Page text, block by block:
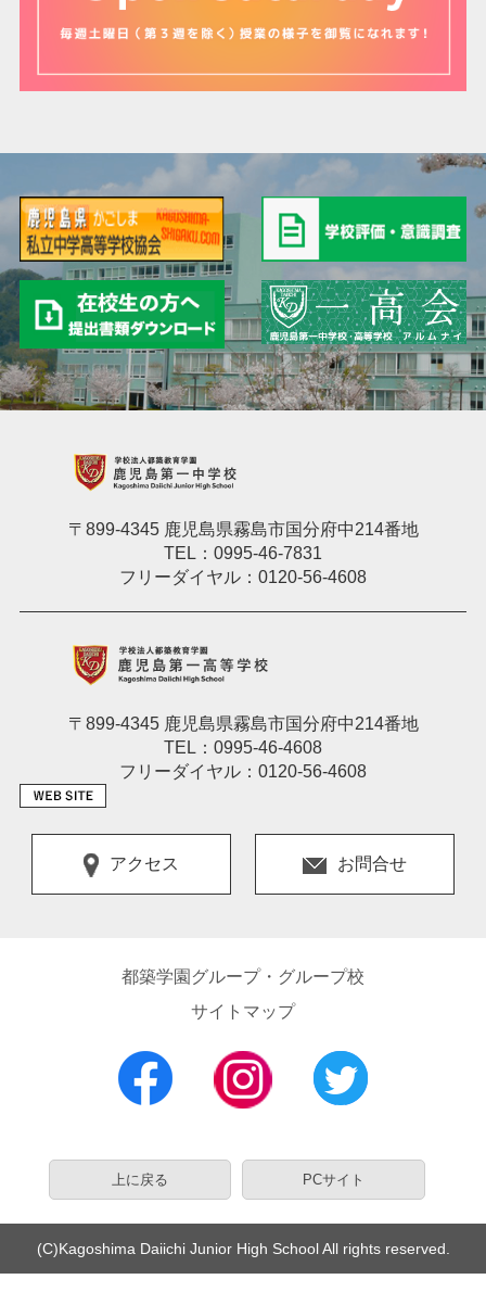
〒899-4345 鹿児島県霧島市国分府中214番地
TEL：0995-46-7831
フリーダイヤル：0120-56-4608
〒899-4345 鹿児島県霧島市国分府中214番地
TEL：0995-46-4608
フリーダイヤル：0120-56-4608
アクセス お問合せ
都築学園グループ・グループ校
サイトマップ
上に戻る PCサイト
(C)Kagoshima Daiichi Junior High School All rights reserved.